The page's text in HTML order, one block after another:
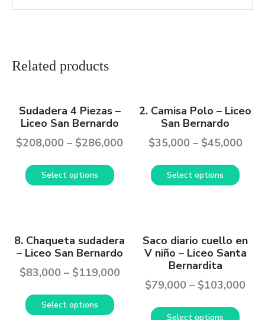
Related products
Sudadera 4 Piezas –
Liceo San Bernardo
$208,000 – $286,000
Select options
2. Camisa Polo – Liceo
San Bernardo
$35,000– $45,000
Select options
8. Chaqueta sudadera
– Liceo San Bernardo
$83,000– $119,000
Select options
Saco diario cuello en
V niño – Liceo Santa
Bernardita
$79,000 – $103,000
Select options